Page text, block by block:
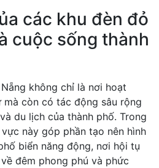
các khu đèn đỏ
cuộc sống thành
không chỉ là nơi hoạt
còn có tác động sâu rộng
du lịch của thành phố. Trong
này góp phần tạo nên hình
biển năng động, nơi hội tụ
đêm phong phú và phức